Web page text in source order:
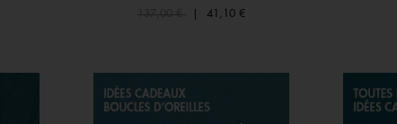
Price reduced from
137,00 € 41,10 €